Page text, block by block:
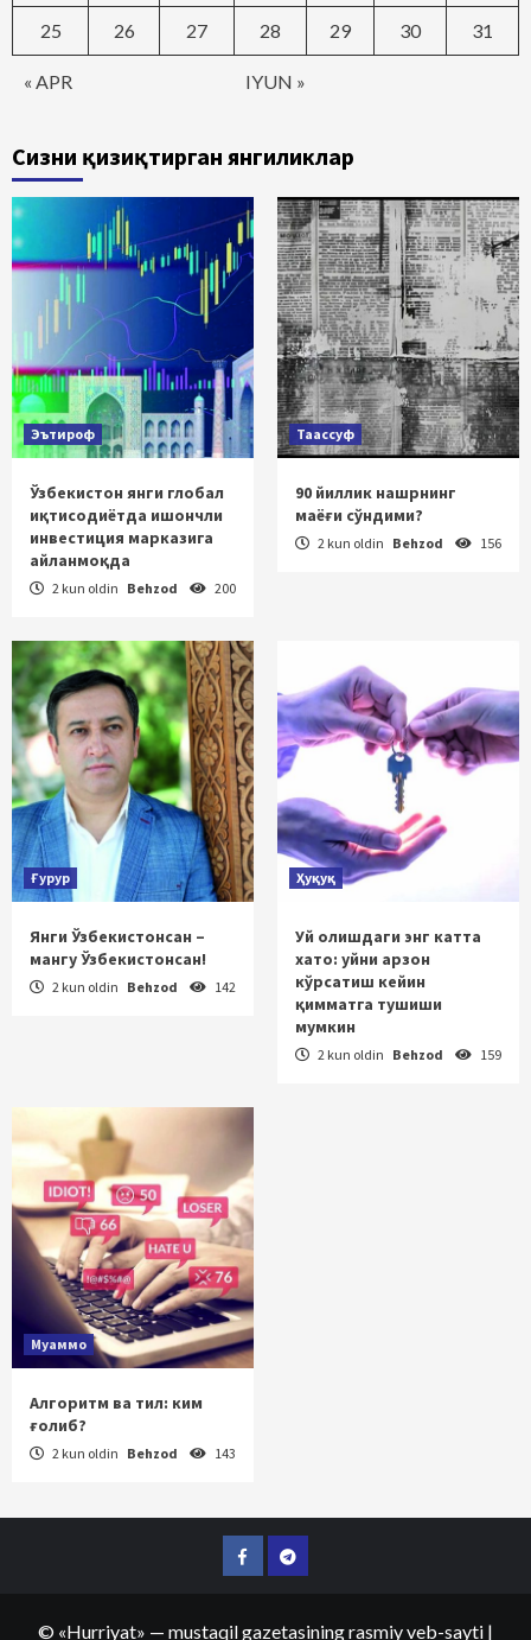
« APR IYUN »
25 26 27 28 29 30 31
Сизни қизиқтирган янгиликлар
Эътироф
Ўзбекистон янги глобал
иқтисодиётда ишончли
инвестиция марказига
айланмоқда
2 kun oldin Behzod 200
Таассуф
90 йиллик нашрнинг
маёғи сўндими?
2 kun oldin Behzod 156
Ғурур
Янги Ўзбекистонсан –
мангу Ўзбекистонсан!
2 kun oldin Behzod 142
Ҳуқуқ
Уй олишдаги энг катта
хато: уйни арзон
кўрсатиш кейин
қимматга тушиши
мумкин
2 kun oldin Behzod 159
Муаммо
Алгоритм ва тил: ким
ғолиб?
2 kun oldin Behzod 143
FacebookTelegram
© «Hurriyat» — mustaqil gazetasining rasmiy veb-sayti |